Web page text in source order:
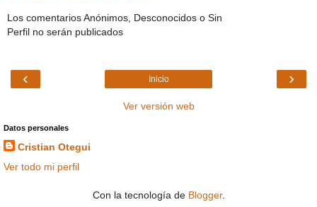
Los comentarios Anónimos, Desconocidos o Sin
Perfil no serán publicados
‹ ›
Inicio
Ver versión web
Datos personales
Cristian Otegui
Ver todo mi perfil
Con la tecnología de Blogger.